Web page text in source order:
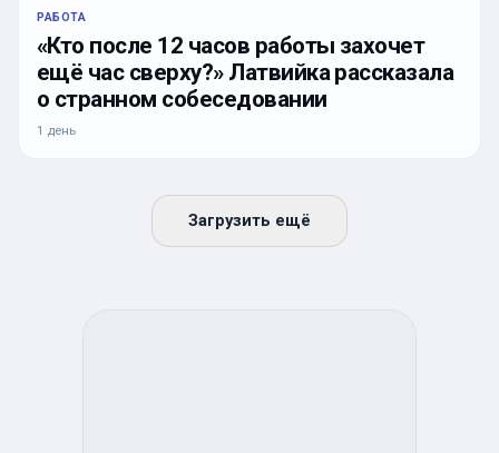
РАБОТА
«Кто после 12 часов работы захочет
ещё час сверху?» Латвийка рассказала
о странном собеседовании
1 день
Загрузить ещё